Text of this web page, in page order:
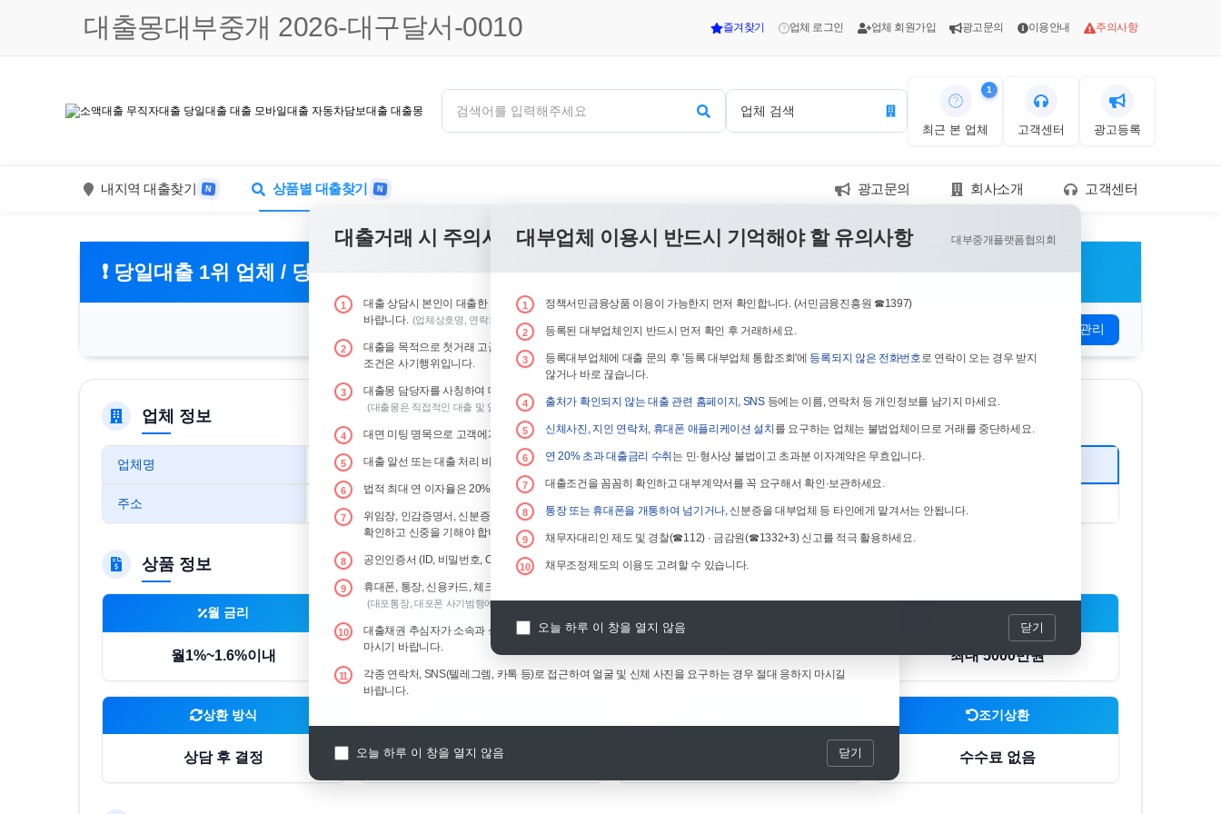
대출거래 시 주의사항 대부중개플랫폼협의회
1
대출 상담시 본인이 대출한 업체를 잊지않기 위해 정확히 해당업체 상호명, 연락처 등 꼭 메모·저장 하시기
바랍니다. (업체상호명, 연락처 등 대출몽 홈페이지에서 검색 가능)
2
대출을 목적으로 첫거래 고금리 대출(급전)을 강요하고 기타 수수료를 입금 후 월변등으로 한도를 높여주는
조건은 사기행위입니다.
3 대출몽 담당자를 사칭하여 대출상담 및 대출을 권유하는 경우 절대 거래 응하지 마시기 바랍니다.
(대출몽은 직접적인 대출 및 알선/중개를 하지 않습니다.)
4 대면 미팅 명목으로 고객에게 출장비(거마비) 요구는 사기행위입니다.
5 대출 알선 또는 대출 처리 비용 (공증비) 명목으로 고객에게 수수료, 선이자, 선입금 요구는 사기행위입니다.
6 법적 최대 연 이자율은 20% 입니다. (추가, 수수료 비용 포함) 이자율 초과하여 수취 및 요구는 사기행위입니다.
7
위임장, 인감증명서, 신분증 등 개인 정보가 담긴 중요 서류를 보낼 때는 업체 정보를 (상호,연락처) 다시 한번
확인하고 신중을 기해야 합니다.
8 공인인증서 (ID, 비밀번호, OTP) 정보 요구시 절대 응하지 마시기 바랍니다.
9 휴대폰, 통장, 신용카드, 체크카드 매매 혹은 양도 요구시 절대 응하지 마시기 바랍니다.
(대포통장, 대포폰 사기범행에 이용 될 수 있습니다.)
10
대출채권 추심자가 소속과 성명을 밝히지 않거나, 확인되지 않는 채권에 대해 일방적 변제 요구 시 절대 응하지
마시기 바랍니다.
11
각종 연락처, SNS(텔레그렘, 카톡 등)로 접근하여 얼굴 및 신체 사진을 요구하는 경우 절대 응하지 마시길
바랍니다.
오늘 하루 이 창을 열지 않음 닫기
대부업체 이용시 반드시 기억해야 할 유의사항 대부중개플랫폼협의회
1 정책서민금융상품 이용이 가능한지 먼저 확인합니다. (서민금융진흥원 ☎1397)
2 등록된 대부업체인지 반드시 먼저 확인 후 거래하세요.
3 등록대부업체에 대출 문의 후 '등록 대부업체 통합조회'에 등록되지 않은 전화번호로 연락이 오는 경우 받지
않거나 바로 끊습니다.
4 출처가 확인되지 않는 대출 관련 홈페이지, SNS등에는 이름, 연락처 등 개인정보를 남기지 마세요.
5 신체사진, 지인 연락처, 휴대폰 애플리케이션 설치 를 요구하는 업체는 불법업체이므로 거래를 중단하세요.
6 연 20% 초과 대출금리 수취 는 민·형사상 불법이고 초과분 이자계약은 무효입니다.
7 대출조건을 꼼꼼히 확인하고 대부계약서를 꼭 요구해서 확인·보관하세요.
8 통장 또는 휴대폰을 개통하여 넘기거나,신분증을 대부업체 등 타인에게 맡겨서는 안됩니다.
9 채무자대리인 제도 및 경찰(☎112) · 금감원(☎1332+3) 신고를 적극 활용하세요.
10 채무조정제도의 이용도 고려할 수 있습니다.
오늘 하루 이 창을 열지 않음 닫기
대출몽대부중개 2026-대구달서-0010 즐겨찾기 업체 로그인 업체 회원가입 광고문의 이용안내 주의사항
최근 본 업체
1
고객센터 광고등록
내지역 대출찾기 N 상품별 대출찾기 N 광고문의 회사소개 고객센터
❗ 당일대출 1위 업체 / 당일100~5000까지 가능 ❗
관리
업체 정보
업체명 모범트러스트대부 연락처 010-4686-8337
주소 경기도 의정부시 범골로 106, A동 401호 (의정부동) 대부업 등록번호 2025-경기의정부-0042-대부
상품 정보
월 금리
월1%~1.6%이내
연 금리
연10%~20%이내 연20%이내
대출한도
최대 5000만원
상환 방식
상담 후 결정 상담 후 결정
조기상환
수수료 없음